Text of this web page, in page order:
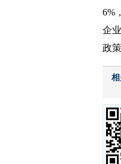
6%
企
政